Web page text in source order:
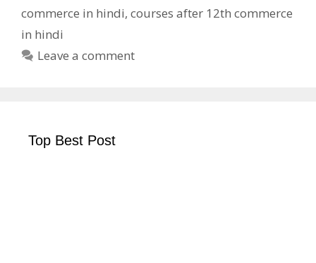
commerce in hindi, courses after 12th commerce
in hindi
Leave a comment
Top Best Post